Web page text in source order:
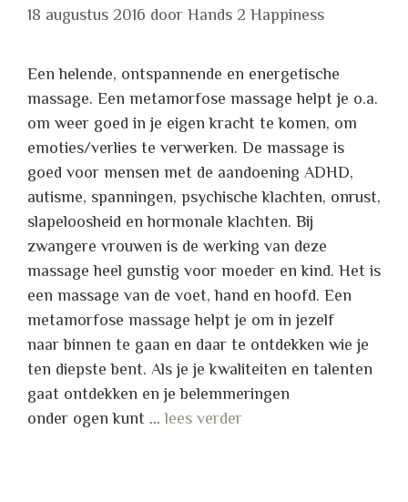
18 augustus 2016 door Hands 2 Happiness
Een helende, ontspannende en energetische
massage. Een metamorfose massage helpt je o.a.
om weer goed in je eigen kracht te komen, om
emoties/verlies te verwerken. De massage is
goed voor mensen met de aandoening ADHD,
autisme, spanningen, psychische klachten, onrust,
slapeloosheid en hormonale klachten. Bij
zwangere vrouwen is de werking van deze
massage heel gunstig voor moeder en kind. Het is
een massage van de voet, hand en hoofd. Een
metamorfose massage helpt je om in jezelf
naar binnen te gaan en daar te ontdekken wie je
ten diepste bent. Als je je kwaliteiten en talenten
gaat ontdekken en je belemmeringen
onder ogen kunt …lees verder